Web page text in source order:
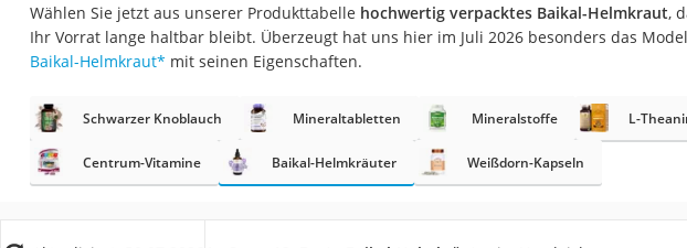
Eiweißpulver
Magnesiumpräparat
Nackenmassagegerät
Zeckenschutz Katze
Wählen Sie jetzt aus unserer Produkttabelle hochwertig verpacktes Baikal-Helmkraut,
Ihr Vorrat lange haltbar bleibt. Überzeugt hat uns hier im Juli 2026 besonders das
Baikal-Helmkraut* mit seinen Eigenschaften.
Schwarzer Knoblauch Mineraltabletten Mineralstoffe L-
Centrum-Vitamine Baikal-Helmkräuter Weißdorn-Kapseln